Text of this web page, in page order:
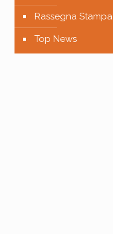
Rassegna Stampa
Top News